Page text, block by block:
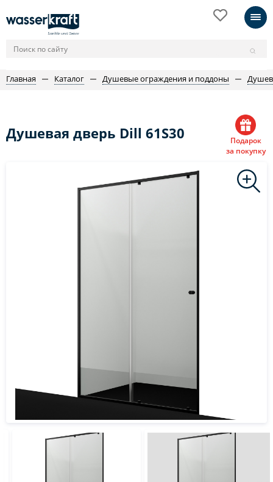
Главная Каталог Душевые ограждения и поддоны
Душевая дверь Dill 61S30
Подарок
за покупку